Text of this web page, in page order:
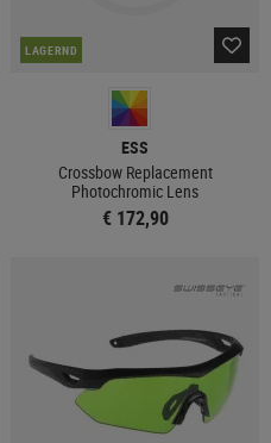
LAGERND
ESS
Crossbow Replacement
Photochromic Lens
€ 172,90